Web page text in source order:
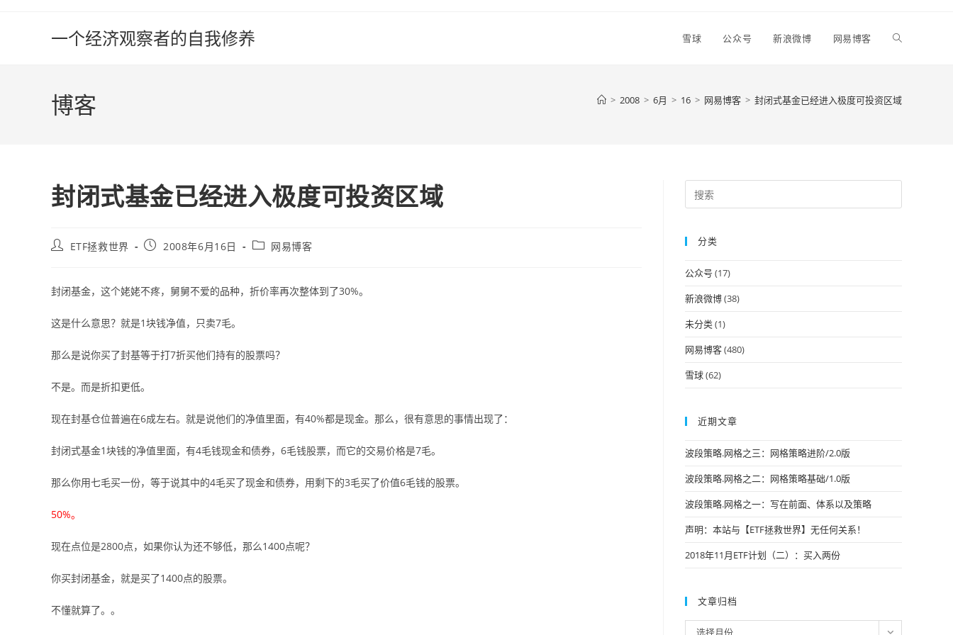
一个经济观察者的自我修养 雪球 公众号 新浪微博 网易博客 Toggle
博客 > 2008 > 6月 > 16 > 网易博客 > 封闭式基金已经进入极度可投资区域
封闭式基金已经进入极度可投资区域
PostETF拯救世界
Post2008年6月16日
Post网易博客
封闭基金，这个姥姥不疼，舅舅不爱的品种，折价率再次整体到了30%。
这是什么意思？就是1块钱净值，只卖7毛。
那么是说你买了封基等于打7折买他们持有的股票吗？
不是。而是折扣更低。
现在封基仓位普遍在6成左右。就是说他们的净值里面，有40%都是现金。那么，很有意思的事情出现了：
封闭式基金1块钱的净值里面，有4毛钱现金和债券，6毛钱股票，而它的交易价格是7毛。
那么你用七毛买一份，等于说其中的4毛买了现金和债券，用剩下的3毛买了价值6毛钱的股票。
50%。
现在点位是2800点，如果你认为还不够低，那么1400点呢？
你买封闭基金，就是买了1400点的股票。
不懂就算了。。
Escape
分类
公众号 (17)
新浪微博(38)
未分类(1)
网易博客(480)
雪球(62)
近期文章
波段策略.网格之三：网格策略进阶/2.0版
波段策略.网格之二：网格策略基础/1.0版
波段策略.网格之一：写在前面、体系以及策略
声明：本站与【ETF拯救世界】无任何关系！
2018年11月ETF计划（二）：买入两份
文章归档
选择月份